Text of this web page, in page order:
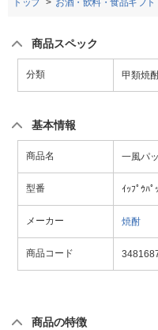
トップ お酒・飲料・食品ギフト
商品スペック
分類 甲類焼
基本情報
商品名 一風パ
型番 ｲｯﾌﾟｳﾊﾟ
メーカー 焼酎
商品コード
商品の特徴